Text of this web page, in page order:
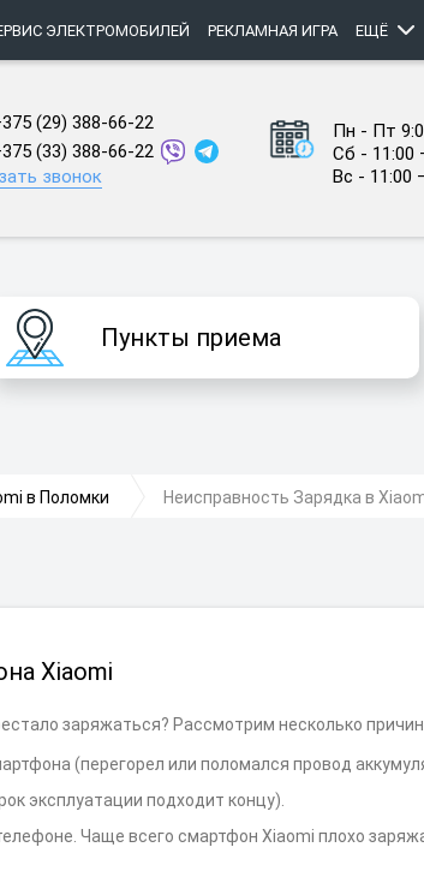
ЭЛЕКТРОМОБИЛЕЙ РЕКЛАМНАЯ ИГРА ЕЩЁ
(29) 388-66-22
(33) 388-66-22
звонок
Пн - Пт
Сб - 11:00
Вс - 11:00
Пункты приема
в Поломки Неисправность Зарядка в
Xiaomi
заряжаться? Рассмотрим несколько
(перегорел или поломался провод
эксплуатации подходит концу).
Чаще всего смартфон Xiaomi плохо